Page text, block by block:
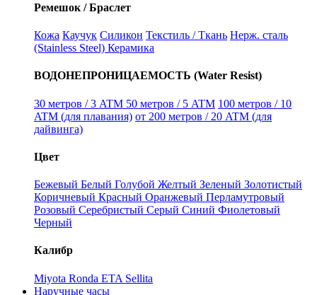
Ремешок / Браслет
Кожа Каучук Силикон Текстиль / Ткань Нерж. сталь
(Stainless Steel) Керамика
ВОДОНЕПРОНИЦАЕМОСТЬ (Water Resist)
30 метров / 3 ATM 50 метров / 5 ATM 100 метров / 10
ATM (для плавания) от 200 метров / 20 ATM (для
дайвинга)
Цвет
Бежевый Белый Голубой Желтый Зеленый Золотистый
Коричневый Красный Оранжевый Перламутровый
Розовый Серебристый Серый Синий Фиолетовый
Черный
Калибр
Miyota Ronda ETA Sellita
Наручные часы